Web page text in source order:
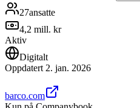
27ansatte
4,2 mill. kr
Aktiv
Digitalt
Oppdatert 2. jan. 2026
barco.com